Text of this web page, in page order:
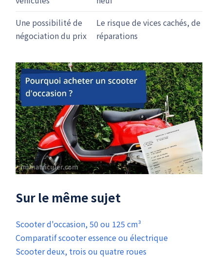
Une possibilité de
négociation du prix
Le risque de vices cachés, de
réparations
Sur le même sujet
Scooter d'occasion, 50 ou 125 cm³
Comparatif scooter essence ou électrique
Scooter deux, trois ou quatre roues